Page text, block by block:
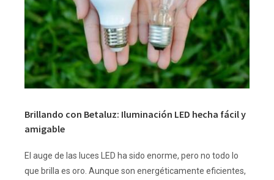
Brillando con Betaluz: Iluminación LED hecha fácil y
amigable
El auge de las luces LED ha sido enorme, pero no todo lo
que brilla es oro. Aunque son energéticamente eficientes,